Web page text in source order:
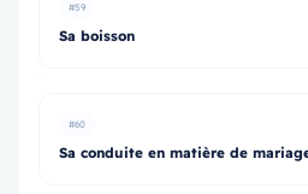
#59
Sa boisson
#60
Sa conduite en matière de